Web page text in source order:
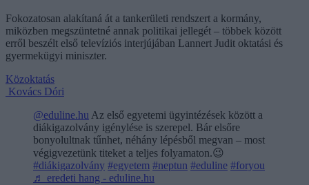
Fokozatosan alakítaná át a tankerületi rendszert a kormány,
miközben megszüntetné annak politikai jellegét – többek között
erről beszélt első televíziós interjújában Lannert Judit oktatási és
gyermekügyi miniszter.
Közoktatás
Kovács Dóri
@eduline.hu Az első egyetemi ügyintézések között a
diákigazolvány igénylése is szerepel. Bár elsőre
bonyolultnak tűnhet, néhány lépésből megvan – most
végigvezetünk titeket a teljes folyamaton.😉
#diákigazolvány #egyetem #neptun #eduline #foryou
♬ eredeti hang - eduline.hu